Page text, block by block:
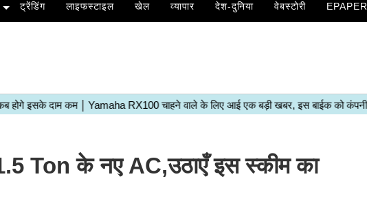
ट्रेंडिंग लाइफस्टाइल खेल व्यापार देश-दुनिया वेबस्टोरी EPAPER
Ton के नए AC,उठाएँ इस स्कीम का